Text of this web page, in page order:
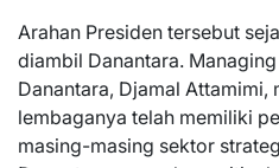
Arahan Presiden tersebut
diambil Danantara.
Danantara, Djamal Attamimi,
lembaganya telah memiliki
masing-masing sektor